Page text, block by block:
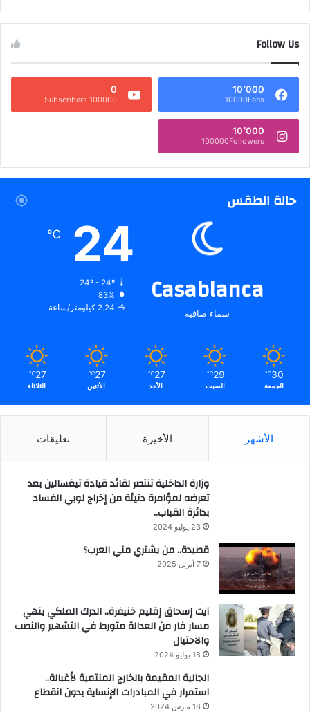
Follow Us
10٬000
10000Fans
0
100000 Subscribers
10٬000
100000Followers
حالة الطقس
Casablanca
سماء صافية
24
℃
24º - 24º
83%
2.24 كيلومتر/ساعة
30
℃
الجمعة
29
℃
السبت
27
℃
الأحد
27
℃
الأثنين
27
℃
الثلاثاء
الأشهر الأخيرة تعليقات
وزارة الداخلية تنتصر لقائد قيادة تيغسالين بعد
تعرضه لمؤامرة دنيئة من إخراج لوبي الفساد
بدائرة القباب..
23 يوليو 2024
قصيدة.. من يشتري مني العرب؟
7 أبريل 2025
آيت إسحاق إقليم خنيفرة.. الدرك الملكي ينهي
مسار فار من العدالة متورط في التشهير والنصب
والاحتيال
18 يوليو 2024
الجالية المقيمة بالخارج المنتمية لأغبالة..
استمرار في المبادرات الإنساية بدون انقطاع
18 مارس 2024